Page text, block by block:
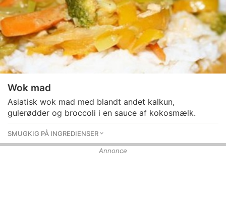
Wok mad
Asiatisk wok mad med blandt andet kalkun,
gulerødder og broccoli i en sauce af kokosmælk.
SMUGKIG PÅ INGREDIENSER
Annonce